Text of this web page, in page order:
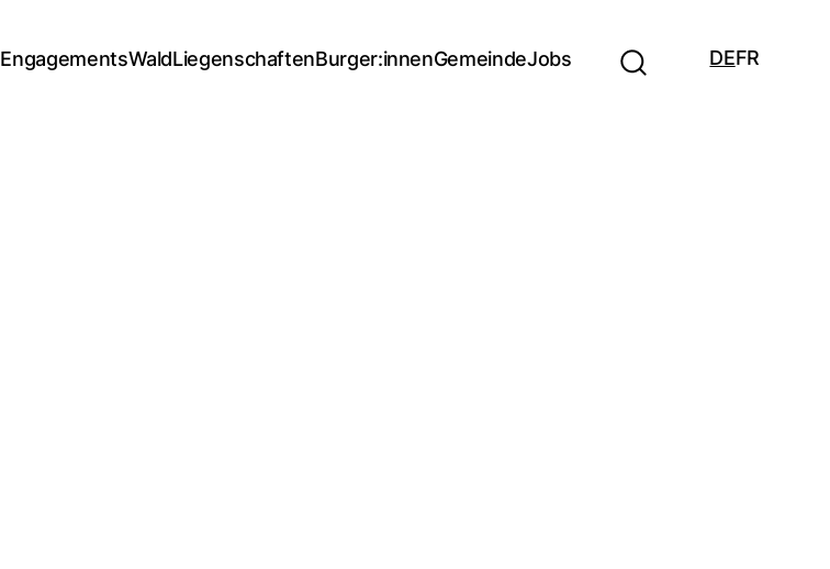
EngagementsWaldLiegenschaftenBurger:innenGemeindeJobs DEFR